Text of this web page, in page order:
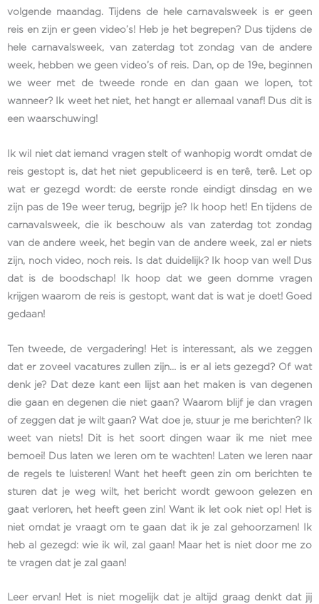
volgende maandag. Tijdens de hele carnavalsweek is er geen
reis en zijn er geen video’s! Heb je het begrepen? Dus tijdens de
hele carnavalsweek, van zaterdag tot zondag van de andere
week, hebben we geen video’s of reis. Dan, op de 19e, beginnen
we weer met de tweede ronde en dan gaan we lopen, tot
wanneer? Ik weet het niet, het hangt er allemaal vanaf! Dus dit is
een waarschuwing!
Ik wil niet dat iemand vragen stelt of wanhopig wordt omdat de
reis gestopt is, dat het niet gepubliceerd is en terê, terê. Let op
wat er gezegd wordt: de eerste ronde eindigt dinsdag en we
zijn pas de 19e weer terug, begrijp je? Ik hoop het! En tijdens de
carnavalsweek, die ik beschouw als van zaterdag tot zondag
van de andere week, het begin van de andere week, zal er niets
zijn, noch video, noch reis. Is dat duidelijk? Ik hoop van wel! Dus
dat is de boodschap! Ik hoop dat we geen domme vragen
krijgen waarom de reis is gestopt, want dat is wat je doet! Goed
gedaan!
Ten tweede, de vergadering! Het is interessant, als we zeggen
dat er zoveel vacatures zullen zijn… is er al iets gezegd? Of wat
denk je? Dat deze kant een lijst aan het maken is van degenen
die gaan en degenen die niet gaan? Waarom blijf je dan vragen
of zeggen dat je wilt gaan? Wat doe je, stuur je me berichten? Ik
weet van niets! Dit is het soort dingen waar ik me niet mee
bemoei! Dus laten we leren om te wachten! Laten we leren naar
de regels te luisteren! Want het heeft geen zin om berichten te
sturen dat je weg wilt, het bericht wordt gewoon gelezen en
gaat verloren, het heeft geen zin! Want ik let ook niet op! Het is
niet omdat je vraagt om te gaan dat ik je zal gehoorzamen! Ik
heb al gezegd: wie ik wil, zal gaan! Maar het is niet door me zo
te vragen dat je zal gaan!
Leer ervan! Het is niet mogelijk dat je altijd graag denkt dat jij